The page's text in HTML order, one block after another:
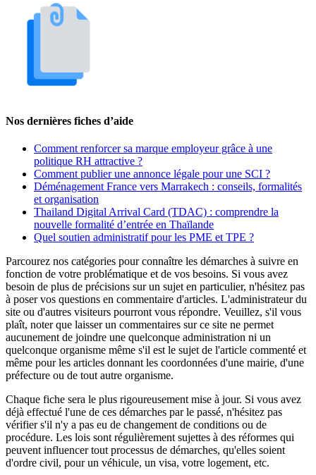
Nos dernières fiches d’aide
Comment renforcer sa marque employeur grâce à une
politique RH attractive ?
Comment publier une annonce légale pour une SCI ?
Déménagement France vers Marrakech : conseils, formalités
et organisation
Thailand Digital Arrival Card (TDAC) : comprendre la
nouvelle formalité d’entrée en Thaïlande
Quel soutien administratif pour les PME et TPE ?
Parcourez nos catégories pour connaître les démarches à suivre en
fonction de votre problématique et de vos besoins. Si vous avez
besoin de plus de précisions sur un sujet en particulier, n'hésitez pas
à poser vos questions en commentaire d'articles. L'administrateur du
site ou d'autres visiteurs pourront vous répondre. Veuillez, s'il vous
plaît, noter que laisser un commentaires sur ce site ne permet
aucunement de joindre une quelconque administration ni un
quelconque organisme même s'il est le sujet de l'article commenté et
même pour les articles donnant les coordonnées d'une mairie, d'une
préfecture ou de tout autre organisme.
Chaque fiche sera le plus rigoureusement mise à jour. Si vous avez
déjà effectué l'une de ces démarches par le passé, n'hésitez pas
vérifier s'il n'y a pas eu de changement de conditions ou de
procédure. Les lois sont régulièrement sujettes à des réformes qui
peuvent influencer tout processus de démarches, qu'elles soient
d'ordre civil, pour un véhicule, un visa, votre logement, etc.